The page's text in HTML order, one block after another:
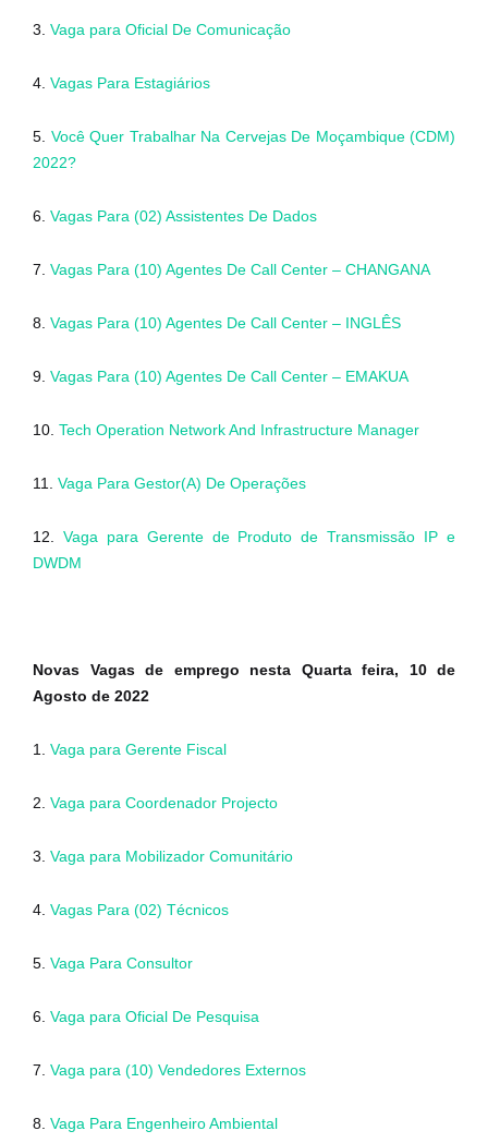
3. Vaga para Oficial De Comunicação
4. Vagas Para Estagiários
5. Você Quer Trabalhar Na Cervejas De Moçambique (CDM)
2022?
6. Vagas Para (02) Assistentes De Dados
7. Vagas Para (10) Agentes De Call Center – CHANGANA
8. Vagas Para (10) Agentes De Call Center – INGLÊS
9. Vagas Para (10) Agentes De Call Center – EMAKUA
10. Tech Operation Network And Infrastructure Manager
11. Vaga Para Gestor(A) De Operações
12. Vaga para Gerente de Produto de Transmissão IP e
DWDM
Novas Vagas de emprego nesta Quarta feira, 10 de
Agosto de 2022
1. Vaga para Gerente Fiscal
2. Vaga para Coordenador Projecto
3. Vaga para Mobilizador Comunitário
4. Vagas Para (02) Técnicos
5. Vaga Para Consultor
6. Vaga para Oficial De Pesquisa
7. Vaga para (10) Vendedores Externos
8. Vaga Para Engenheiro Ambiental